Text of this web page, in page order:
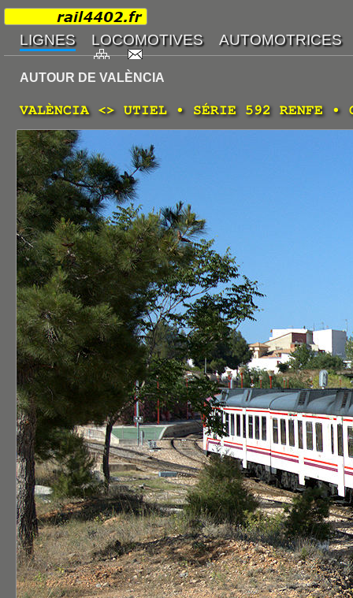
AUTOUR DE VALÈNCIA
VALÈNCIA <> UTIEL • SÉRIE 592 RENFE •